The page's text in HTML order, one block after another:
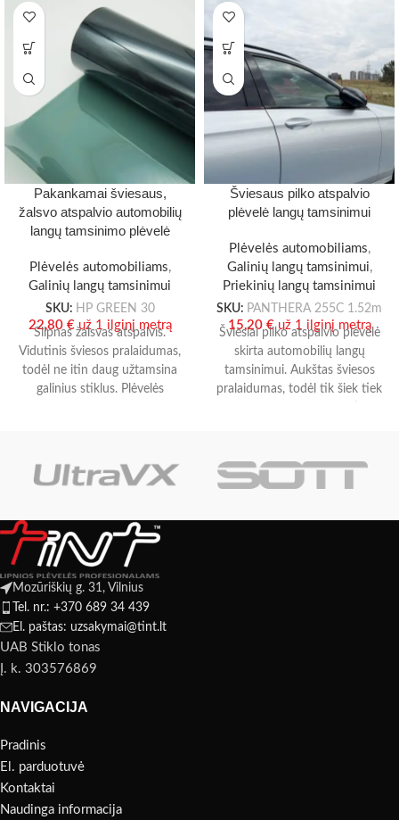
Pakankamai šviesaus,
žalsvo atspalvio automobilių
langų tamsinimo plėvelė
Plėvelės automobiliams,
Galinių langų tamsinimui
SKU: HP GREEN 30
22,80 € už 1 ilginį metrą
Silpnas žalsvas atspalvis.
Vidutinis šviesos pralaidumas,
todėl ne itin daug užtamsina
galinius stiklus. Plėvelės
Šviesaus pilko atspalvio
plėvelė langų tamsinimui
Plėvelės automobiliams,
Galinių langų tamsinimui,
Priekinių langų tamsinimui
SKU: PANTHERA 255C 1.52m
15,20 € už 1 ilginį metrą
Šviesiai pilko atspalvio plėvelė
skirta automobilių langų
tamsinimui. Aukštas šviesos
pralaidumas, todėl tik šiek tiek
Mozūriškių g. 31, Vilnius
Tel. nr.: +370 689 34 439
El. paštas: uzsakymai@tint.lt
UAB Stiklo tonas
Į. k. 303576869
NAVIGACIJA
Pradinis
El. parduotuvė
Kontaktai
Naudinga informacija